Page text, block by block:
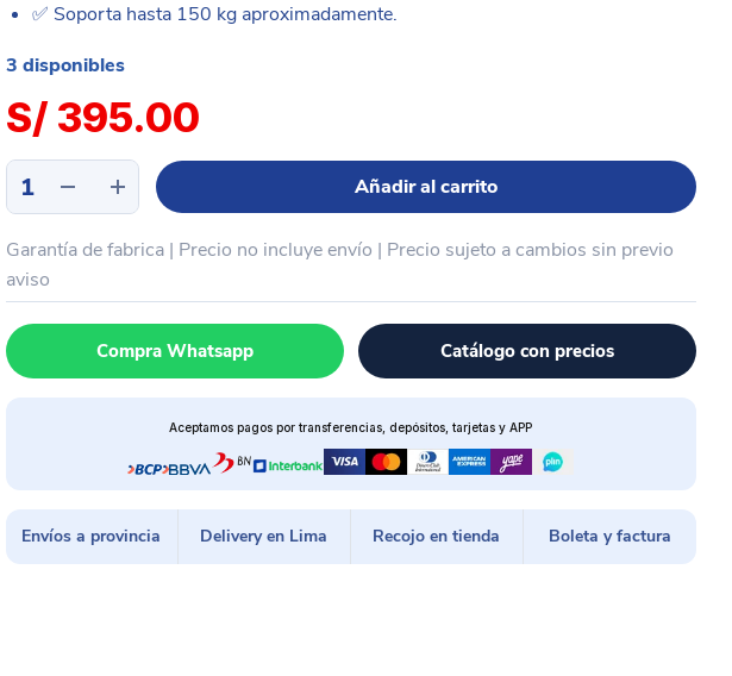
✅ Soporta hasta 150 kg aproximadamente.
3 disponibles
S/395.00
Silla
gamer
base
plastico
MECHANIC
PRO150
cantidad
Añadir al carrito
Garantía de fabrica | Precio no incluye envío | Precio sujeto a cambios sin previo
aviso
Compra Whatsapp Catálogo con precios
Aceptamos pagos por transferencias, depósitos, tarjetas y APP
Envíos a provincia Delivery en Lima Recojo en tienda Boleta y factura